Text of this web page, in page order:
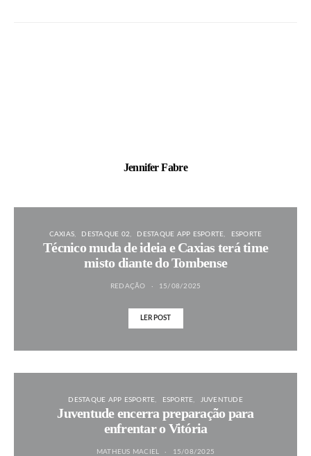
Jennifer Fabre
CAXIAS DESTAQUE 02 DESTAQUE APP ESPORTE ESPORTE
Técnico muda de ideia e Caxias terá time
misto diante do Tombense
REDAÇÃO 15/08/2025
LER POST
DESTAQUE APP ESPORTE ESPORTE JUVENTUDE
Juventude encerra preparação para
enfrentar o Vitória
MATHEUS MACIEL 15/08/2025